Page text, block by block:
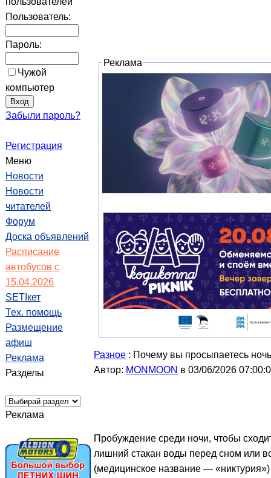
Пользователь:
Пароль:
Чужой
компьютер
Забыли пароль?
Регистрация
Меню
Новости
Новости
читателей
Форум
Доска объявлений
Расписание
автобусов с
15.04.2026
SETIкет
Тех. помощь
Размещение
афиш
Реклама
Разделы
Реклама
Реклама
Разное : Почему вы просыпаетесь
Автор: MONMOON в 03/06/2026
Пробуждение среди ночи, чтобы
лишний стакан воды перед сном или
(медицинское название —